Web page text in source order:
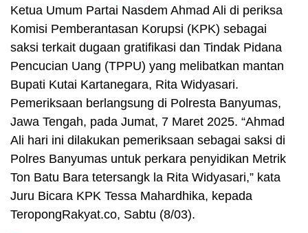
Ketua Umum Partai Nasdem Ahmad Ali di periksa
Komisi Pemberantasan Korupsi (KPK) sebagai
saksi terkait dugaan gratifikasi dan Tindak Pidana
Pencucian Uang (TPPU) yang melibatkan mantan
Bupati Kutai Kartanegara, Rita Widyasari.
Pemeriksaan berlangsung di Polresta Banyumas,
Jawa Tengah, pada Jumat, 7 Maret 2025. “Ahmad
Ali hari ini dilakukan pemeriksaan sebagai saksi di
Polres Banyumas untuk perkara penyidikan Metrik
Ton Batu Bara tetersangk la Rita Widyasari,” kata
Juru Bicara KPK Tessa Mahardhika, kepada
TeropongRakyat.co, Sabtu (8/03).